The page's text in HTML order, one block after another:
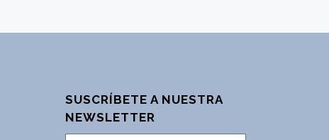
SUSCRÍBETE A NUESTRA
NEWSLETTER